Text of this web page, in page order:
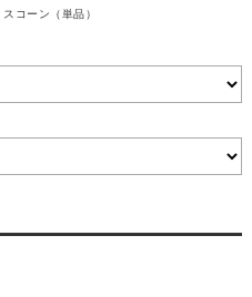
スコーン（単品）